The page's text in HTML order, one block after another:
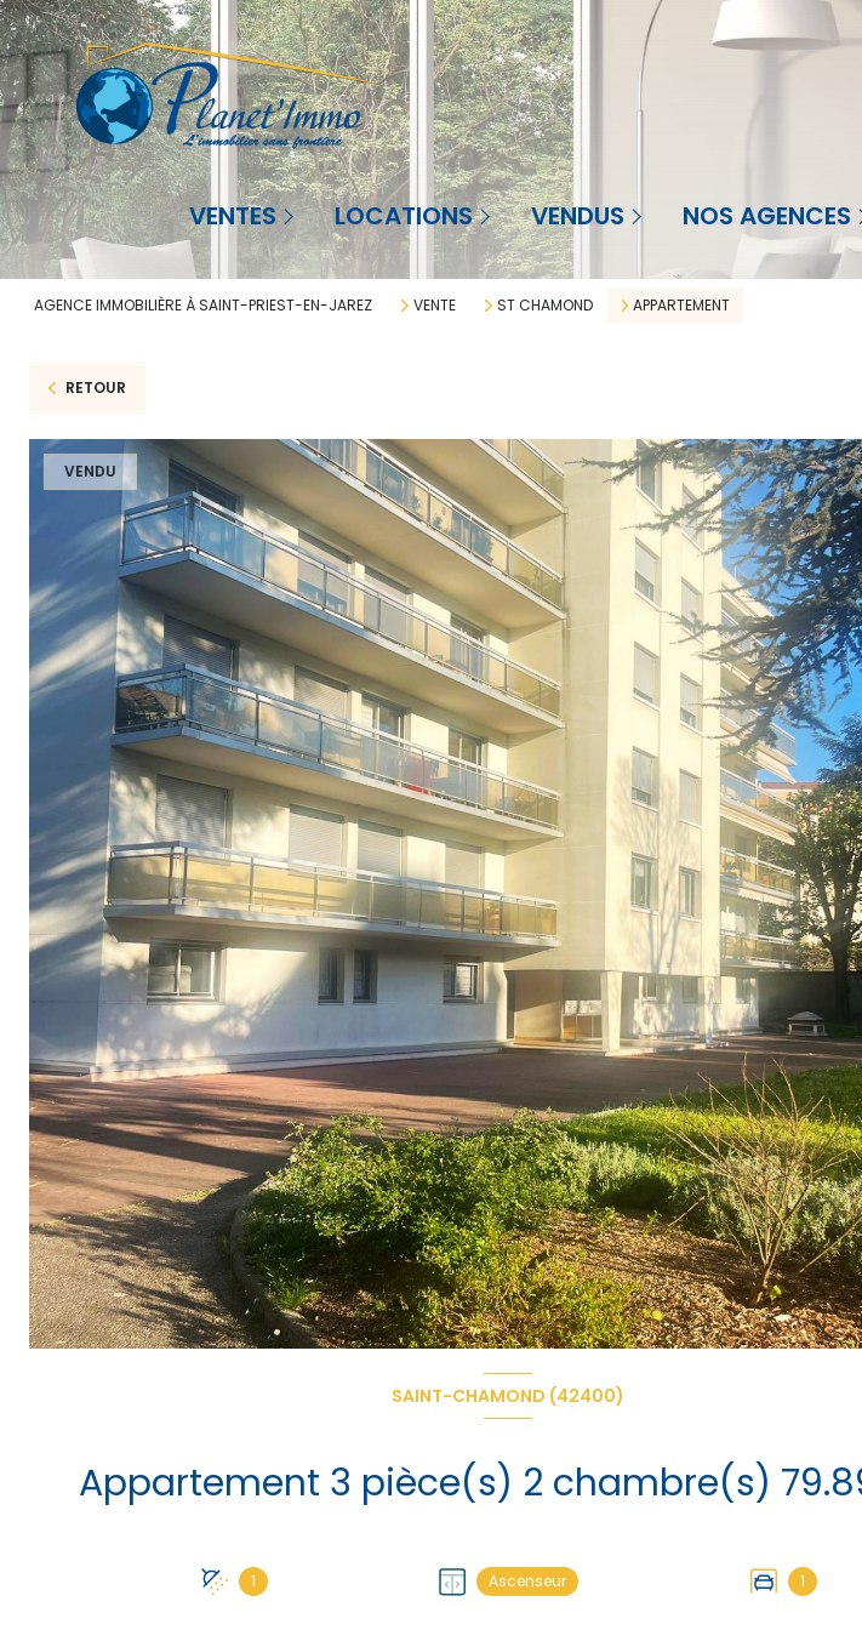
VENTES
Agence à St-Priest-en-Jarez
Agence à La Réunion
LOCATIONS
Saint-Priest-en-Jarez
La Réunion
VENDUS
Saint-Priest-en-Jarez
La Réunion
NOS AGENCES
Agence à La Réunion
Agence en Martinique
AGENCE IMMOBILIÈRE À SAINT-PRIEST-EN-JAREZ VENTE ST CHAMOND APPARTEMENT
RETOUR
VENDU
SAINT-CHAMOND (42400)
1 Ascenseur 1